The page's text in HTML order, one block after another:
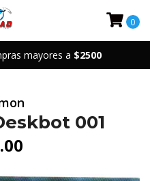
mayores a $2500
0
001